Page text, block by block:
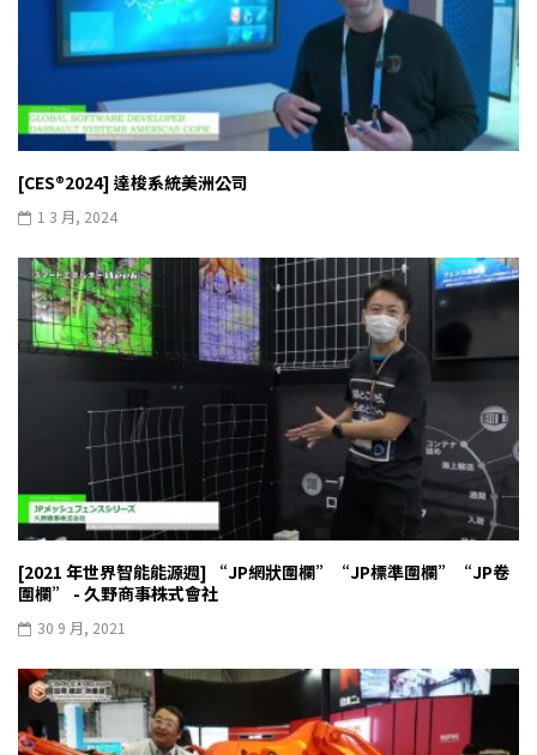
[CES®2024] 達梭系統美洲公司
1 3 月, 2024
[2021 年世界智能能源週] “JP網狀圍欄”“JP標準圍欄”“JP卷
圍欄” - 久野商事株式會社
30 9 月, 2021